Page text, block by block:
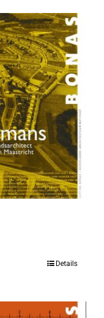
Details